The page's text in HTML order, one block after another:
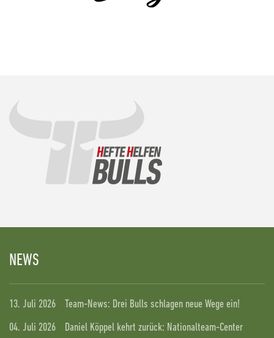
NEWS
13. Juli 2026
Team-News: Drei Bulls schlagen neue Wege ein!
04. Juli 2026
Daniel Köppel kehrt zurück: Nationalteam-Center